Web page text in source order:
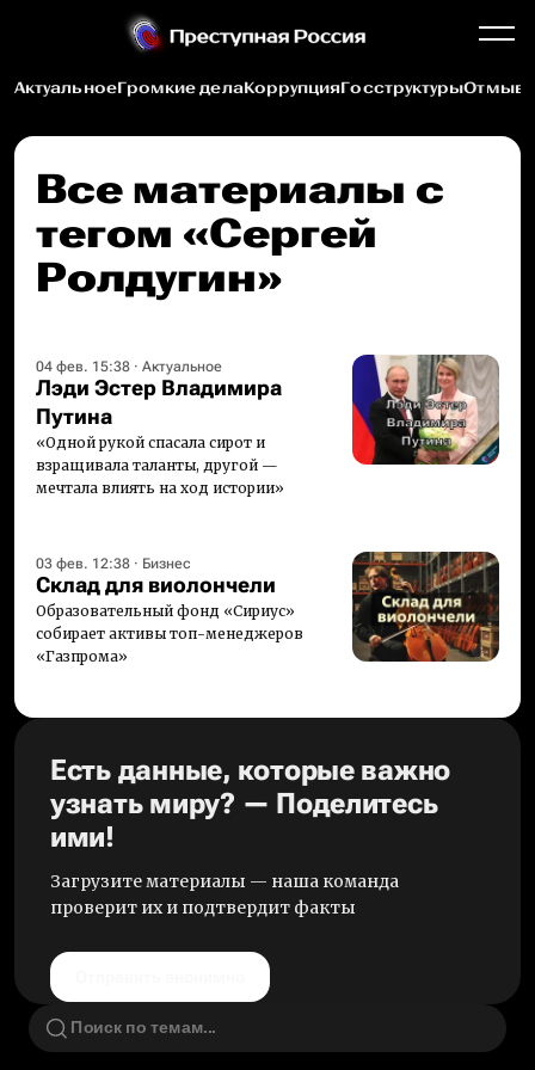
АктуальноеГромкие делаКоррупцияГосструктуры
Все материалы c
тегом «Сергей
Ролдугин»
04 фев. 15:38 · Актуальное
Лэди Эстер Владимира
Путина
«Одной рукой спасала сирот и
взращивала таланты, другой —
мечтала влиять на ход истории»
03 фев. 12:38 · Бизнес
Склад для виолончели
Образовательный фонд «Сириус»
собирает активы топ-менеджеров
«Газпрома»
Есть данные, которые важно
узнать миру? — Поделитесь
ими!
Загрузите материалы — наша команда
проверит их и подтвердит факты